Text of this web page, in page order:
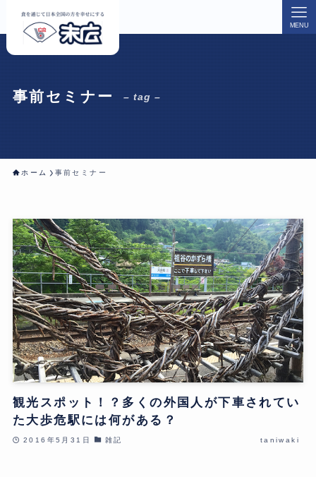
MENU
事前セミナー – tag –
ホーム 事前セミナー
観光スポット！？多くの外国人が下車されてい
た大歩危駅には何がある？
2016年5月31日 雑記 taniwaki